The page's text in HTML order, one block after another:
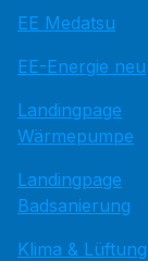
EE Medatsu
EE-Energie neu
Landingpage
Wärmepumpe
Landingpage
Badsanierung
Klima &